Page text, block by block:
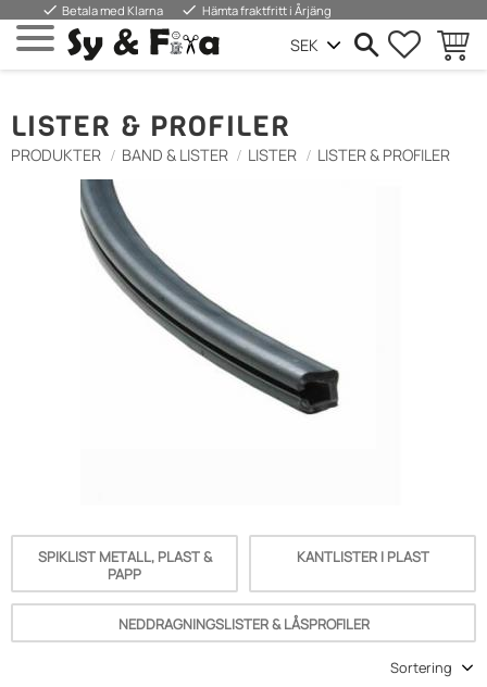
Meny
done Betala med Klarna done Hämta fraktfritt i Årjäng
LISTER & PROFILER
PRODUKTER BAND & LISTER LISTER LISTER & PROFILER
SPIKLIST METALL, PLAST &
PAPP
KANTLISTER I PLAST
NEDDRAGNINGSLISTER & LÅSPROFILER
Välj sortering